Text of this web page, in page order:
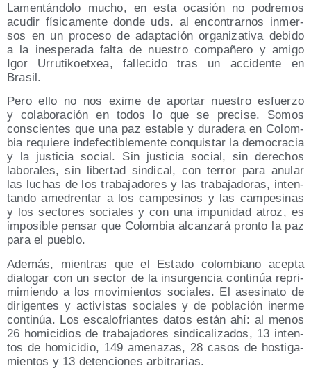
Lamen­tán­do­lo mucho, en esta oca­sión no podre­mos
acu­dir físi­ca­men­te don­de uds. al encon­trar­nos inmer­
sos en un pro­ce­so de adap­ta­ción orga­ni­za­ti­va debi­do
a la ines­pe­ra­da fal­ta de nues­tro com­pa­ñe­ro y ami­go
Igor Urru­ti­koetxea, falle­ci­do tras un acci­den­te en
Brasil.
Pero ello no nos exi­me de apor­tar nues­tro esfuer­zo
y cola­bo­ra­ción en todos lo que se pre­ci­se. Somos
cons­cien­tes que una paz esta­ble y dura­de­ra en Colom­
bia requie­re inde­fec­ti­ble­men­te con­quis­tar la demo­cra­cia
y la jus­ti­cia social. Sin jus­ti­cia social, sin dere­chos
labo­ra­les, sin liber­tad sin­di­cal, con terror para anu­lar
las luchas de los tra­ba­ja­do­res y las tra­ba­ja­do­ras, inten­
tan­do ame­dren­tar a los cam­pe­si­nos y las cam­pe­si­nas
y los sec­to­res socia­les y con una impu­ni­dad atroz, es
impo­si­ble pen­sar que Colom­bia alcan­za­rá pron­to la paz
para el pueblo.
Ade­más, mien­tras que el Esta­do colom­biano acep­ta
dia­lo­gar con un sec­tor de la insur­gen­cia con­ti­núa repri­
mi­mien­do a los movi­mien­tos socia­les. El ase­si­na­to de
diri­gen­tes y acti­vis­tas socia­les y de pobla­ción iner­me
con­ti­núa. Los esca­lo­frian­tes datos están ahí: al menos
26 homi­ci­dios de tra­ba­ja­do­res sin­di­ca­li­za­dos, 13 inten­
tos de homi­ci­dio, 149 ame­na­zas, 28 casos de hos­ti­ga­
mien­tos y 13 deten­cio­nes arbitrarias.